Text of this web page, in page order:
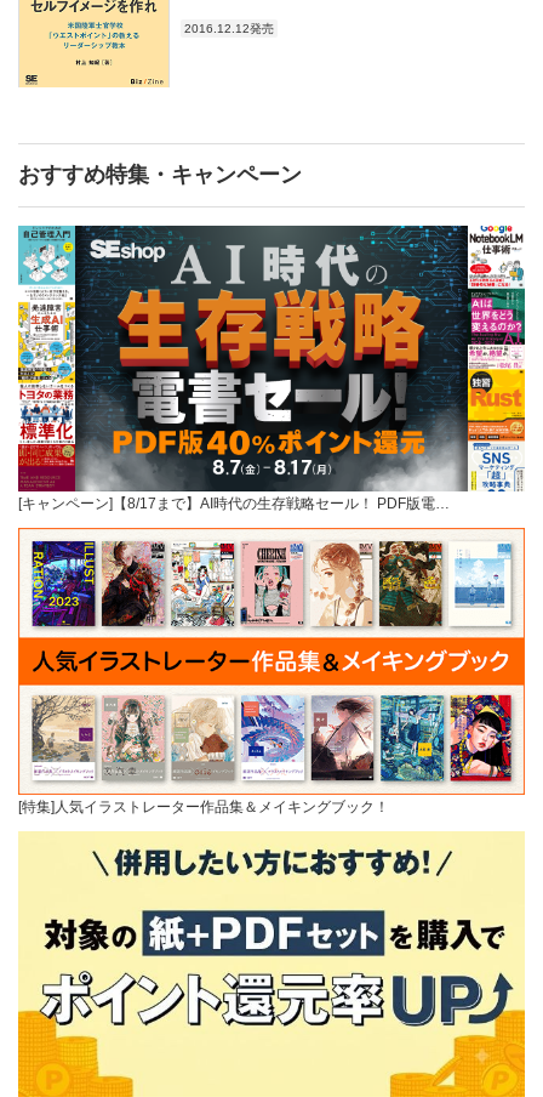
2016.12.12発売
おすすめ特集・キャンペーン
[キャンペーン]【8/17まで】AI時代の生存戦略セール！ PDF版電…
[特集]人気イラストレーター作品集＆メイキングブック！